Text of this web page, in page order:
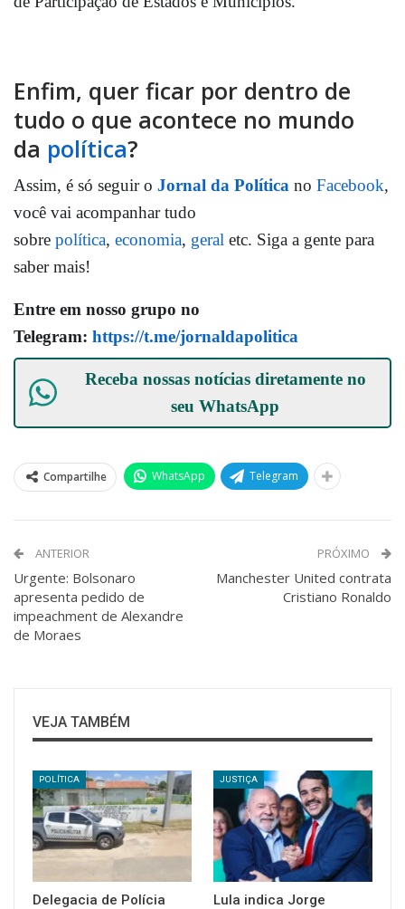
Enfim, quer ficar por dentro de
tudo o que acontece no mundo
da política?
Assim, é só seguir o Jornal da Política no Facebook,
você vai acompanhar tudo
sobre política, economia, geral etc. Siga a gente para
saber mais!
Entre em nosso grupo no
Telegram: https://t.me/jornaldapolitica
Receba nossas notícias diretamente no
seuWhatsApp
Compartilhe WhatsApp Telegram
ANTERIOR
Urgente: Bolsonaro
apresenta pedido de
impeachment de Alexandre
de Moraes
PRÓXIMO
Manchester United contrata
Cristiano Ronaldo
VEJA TAMBÉM
POLÍTICA
Delegacia de Polícia
JUSTIÇA
Lula indica Jorge